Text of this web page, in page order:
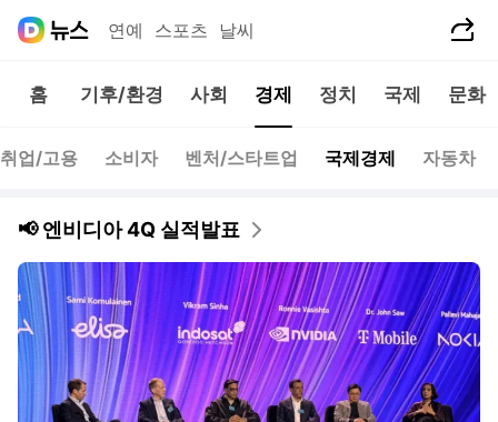
연예 스포츠 날씨
홈 기후/환경 사회 경제 정치 국제 문화
취업/고용 소비자 벤처/스타트업 국제경제 자동차
📢 엔비디아 4Q 실적발표